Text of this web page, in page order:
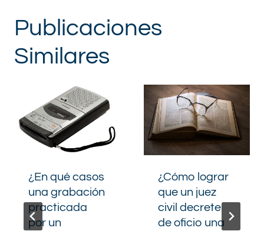
Publicaciones
Similares
¿En qué casos
una grabación
practicada
por un
¿Cómo lograr
que un juez
civil decrete
de oficio una